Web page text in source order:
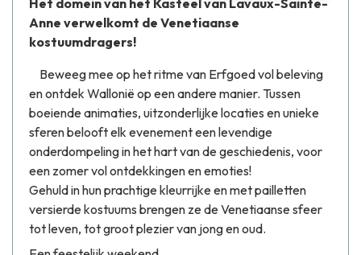
Anne verwelkomt de Venetiaanse
kostuumdragers!
Beweeg mee op het ritme van Erfgoed vol beleving
en ontdek Wallonië op een andere manier. Tussen
boeiende animaties, uitzonderlijke locaties en unieke
sferen belooft elk evenement een levendige
onderdompeling in het hart van de geschiedenis, voor
een zomer vol ontdekkingen en emoties!
Gehuld in hun prachtige kleurrijke en met pailletten
versierde kostuums brengen ze de Venetiaanse sfeer
tot leven, tot groot plezier van jong en oud.